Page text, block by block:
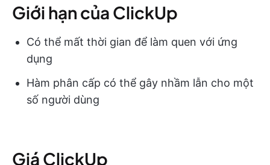
Giới hạn của ClickUp
Có thể mất thời gian để làm quen với ứng
dụng
Hàm phân cấp có thể gây nhầm lẫn cho một
số người dùng
Giá ClickUp